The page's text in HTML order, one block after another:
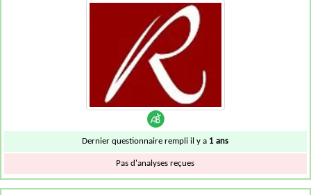
Dernier questionnaire rempli il y a 1 ans
Pas d'analyses reçues